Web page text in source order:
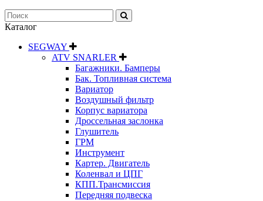
Каталог
SEGWAY
ATV SNARLER
Багажники. Бамперы
Бак. Топливная система
Вариатор
Воздушный фильтр
Корпус вариатора
Дроссельная заслонка
Глушитель
ГРМ
Инструмент
Картер. Двигатель
Коленвал и ЦПГ
КПП.Трансмиссия
Передняя подвеска